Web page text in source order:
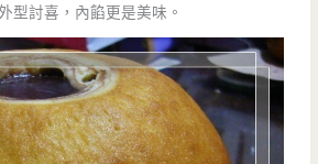
型討喜，內餡更是美味。